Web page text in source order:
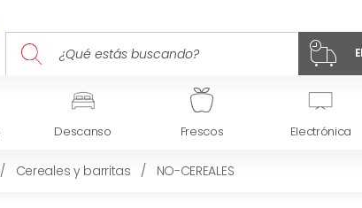
Descanso Frescos Electrónica
/ Cereales y barritas / NO-CEREALES